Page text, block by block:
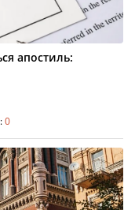
апостиль:
0